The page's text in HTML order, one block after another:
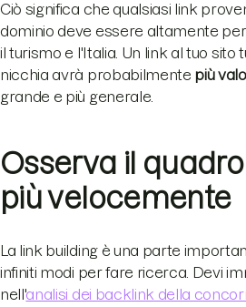
Ciò significa che qualsiasi link
dominio deve essere altamente
il turismo e l'Italia. Un link al tuo sito
nicchia avrà probabilmente più
grande e più generale.
Osserva il
più velocemente
La link building è una parte
infiniti modi per fare ricerca. Devi
nell'analisi dei backlink della